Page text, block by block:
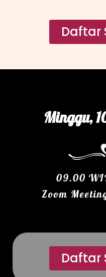
Daftar
Minggu,
09.00
Zoom
Daftar